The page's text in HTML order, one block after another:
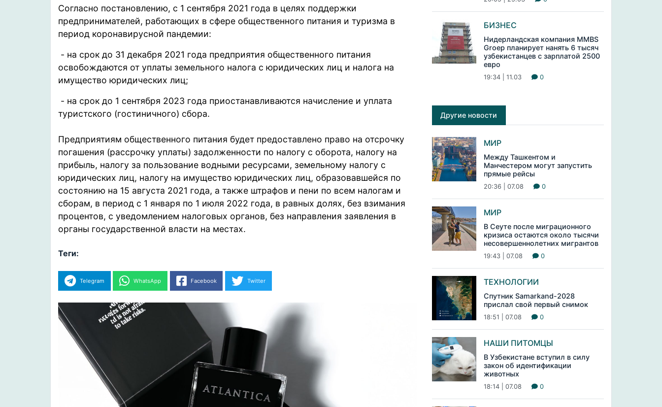
Согласно постановлению, с 1 сентября 2021 года в целях поддержки
предпринимателей, работающих в сфере общественного питания и туризма в
период коронавирусной пандемии:
- на срок до 31 декабря 2021 года предприятия общественного питания
освобождаются от уплаты земельного налога с юридических лиц и налога на
имущество юридических лиц;
- на срок до 1 сентября 2023 года приостанавливаются начисление и уплата
туристского (гостиничного) сбора.
Предприятиям общественного питания будет предоставлено право на отсрочку
погашения (рассрочку уплаты) задолженности по налогу с оборота, налогу на
прибыль, налогу за пользование водными ресурсами, земельному налогу с
юридических лиц, налогу на имущество юридических лиц, образовавшейся по
состоянию на 15 августа 2021 года, а также штрафов и пени по всем налогам и
сборам, в период с 1 января по 1 июля 2022 года, в равных долях, без взимания
процентов, с уведомлением налоговых органов, без направления заявления в
органы государственной власти на местах.
Теги:
Telegram WhatsApp Facebook Twitter
БИЗНЕС
Нидерландская компания MMBS
Groep планирует нанять 6 тысяч
узбекистанцев с зарплатой 2500
евро
19:34 | 11.03 0
Другие новости
МИР
Между Ташкентом и
Манчестером могут запустить
прямые рейсы
20:36 | 07.08 0
МИР
В Сеуте после миграционного
кризиса остаются около тысячи
несовершеннолетних мигрантов
19:43 | 07.08 0
ТЕХНОЛОГИИ
Спутник Samarkand-2028
прислал свой первый снимок
18:51 | 07.08 0
НАШИ ПИТОМЦЫ
В Узбекистане вступил в силу
закон об идентификации
животных
18:14 | 07.08 0